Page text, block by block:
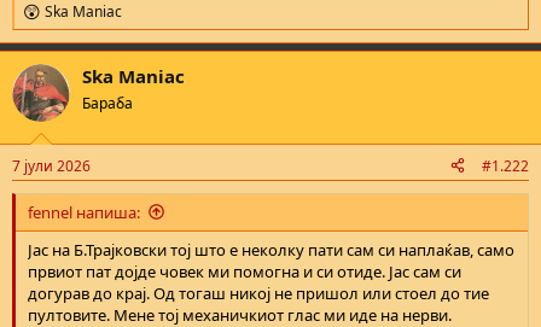
R
e
a
c
t
i
n
s
:
Ska Maniac
Ska Maniac
Бараба
7 јули 2026 #1.222
fennel напиша:
Јас на Б.Трајковски тој што е неколку пати сам си наплаќав, само
првиот пат дојде човек ми помогна и си отиде. Јас сам си
догурав до крај. Од тогаш никој не пришол или стоел до тие
пултовите. Мене тој механичкиот глас ми иде на нерви.